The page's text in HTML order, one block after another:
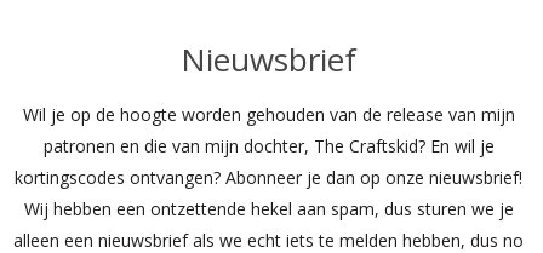
Nieuwsbrief
Wil je op de hoogte worden gehouden van de release van mijn
patronen en die van mijn dochter, The Craftskid? En wil je
kortingscodes ontvangen? Abonneer je dan op onze nieuwsbrief!
Wij hebben een ontzettende hekel aan spam, dus sturen we je
alleen een nieuwsbrief als we echt iets te melden hebben, dus no